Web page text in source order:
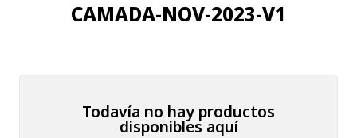
CAMADA-NOV-2023-V1
Todavía no hay productos
disponibles aquí